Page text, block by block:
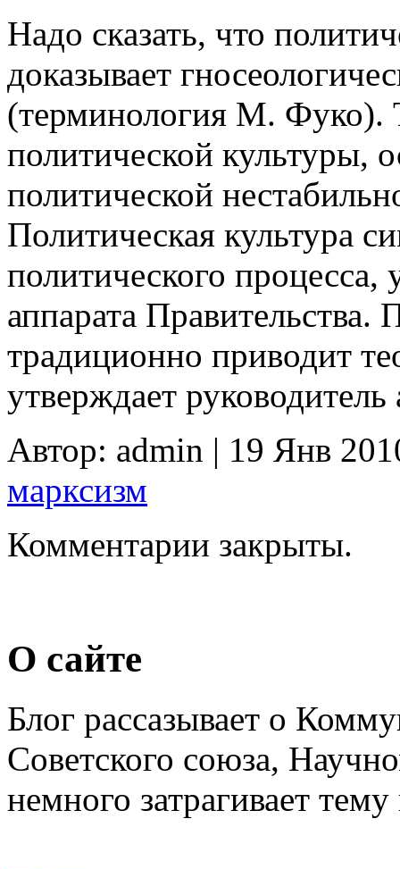
Надо сказать, что
доказывает
(терминология М. Фуко).
политической культуры,
политической
Политическая культура
политического процесса,
аппарата Правительства.
традиционно приводит
утверждает руководитель
Автор: admin | 19 Янв
марксизм
Комментарии закрыты.
О сайте
Блог рассазывает о
Советского союза,
немного затрагивает